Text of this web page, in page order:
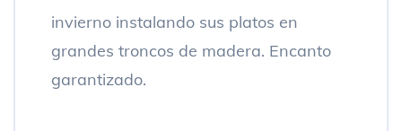
invierno instalando sus platos en
grandes troncos de madera. Encanto
garantizado.